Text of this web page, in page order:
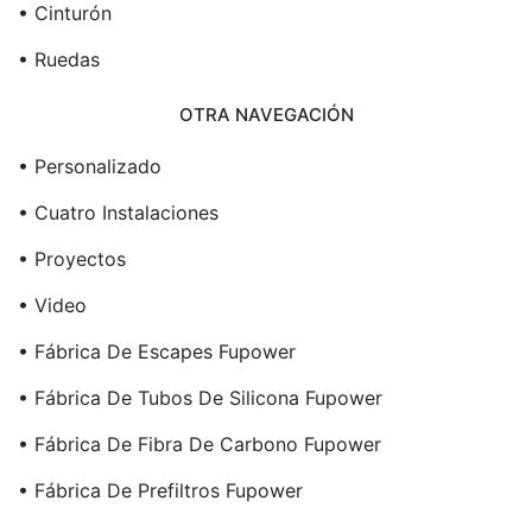
• Cinturón
• Ruedas
OTRA NAVEGACIÓN
• Personalizado
• Cuatro Instalaciones
• Proyectos
• Video
• Fábrica De Escapes Fupower
• Fábrica De Tubos De Silicona Fupower
• Fábrica De Fibra De Carbono Fupower
• Fábrica De Prefiltros Fupower